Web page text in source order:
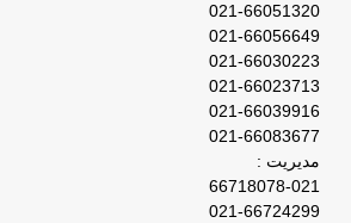
021-66051320
021-66056649
021-66030223
021-66023713
021-66039916
021-66083677
مدیریت :
66718078-021
021-66724299